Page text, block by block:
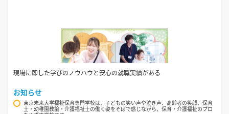
現場に即した学びのノウハウと安心の就職実績がある
お知らせ
東京未来大学福祉保育専門学校は、子どもの笑い声や泣き声、高齢者の笑顔、保育
士・幼稚園教諭・介護福祉士の働く姿をそばで感じながら、保育・介護福祉のプロ